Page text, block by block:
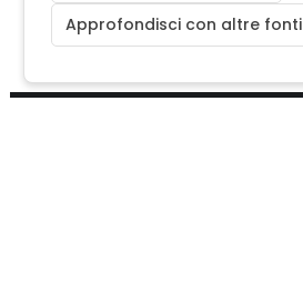
Approfondisci con altre fonti